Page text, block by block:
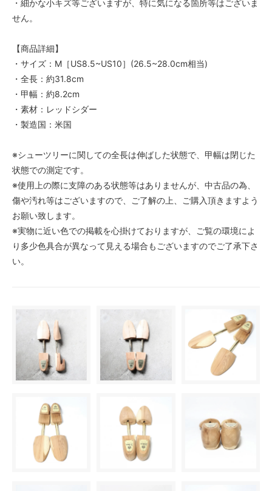
・細かな小キズ等ございますが、特に気になる箇所等はございま
せん。
【商品詳細】
・サイズ：M［US8.5~US10］(26.5~28.0cm相当)
・全長：約31.8cm
・甲幅：約8.2cm
・素材：レッドシダー
・製造国：米国
※シューツリーに関しての全長は伸ばした状態で、甲幅は閉じた
状態での測定です。
※使用上の際に支障のある状態等はありませんが、中古品の為、
傷や汚れ等はございますので、ご了解の上、ご購入頂きますよう
お願い致します。
※実物に近い色での掲載を心掛けておりますが、ご覧の環境によ
り多少色具合が異なって見える場合もございますのでご了承下さ
い。